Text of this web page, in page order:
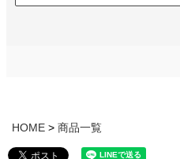
HOME 商品一覧